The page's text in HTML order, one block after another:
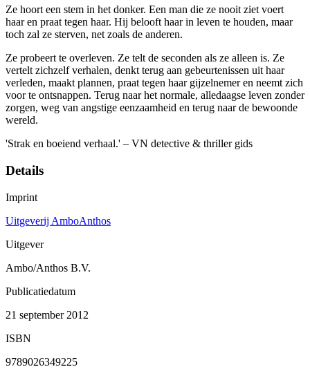
Ze hoort een stem in het donker. Een man die ze nooit ziet voert
haar en praat tegen haar. Hij belooft haar in leven te houden, maar
toch zal ze sterven, net zoals de anderen.
Ze probeert te overleven. Ze telt de seconden als ze alleen is. Ze
vertelt zichzelf verhalen, denkt terug aan gebeurtenissen uit haar
verleden, maakt plannen, praat tegen haar gijzelnemer en neemt zich
voor te ontsnappen. Terug naar het normale, alledaagse leven zonder
zorgen, weg van angstige eenzaamheid en terug naar de bewoonde
wereld.
'Strak en boeiend verhaal.' – VN detective & thriller gids
Details
Imprint
Uitgeverij AmboAnthos
Uitgever
Ambo/Anthos B.V.
Publicatiedatum
21 september 2012
ISBN
9789026349225